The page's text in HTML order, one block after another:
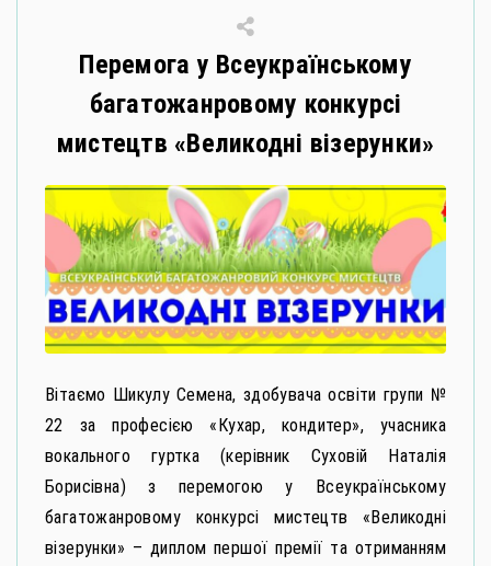
Перемога у Всеукраїнському
багатожанровому конкурсі
мистецтв «Великодні візерунки»
Вітаємо Шикулу Семена, здобувача освіти групи №
22 за професією «Кухар, кондитер», учасника
вокального гуртка (керівник Суховій Наталія
Борисівна) з перемогою у Всеукраїнському
багатожанровому конкурсі мистецтв «Великодні
візерунки» – диплом першої премії та отриманням